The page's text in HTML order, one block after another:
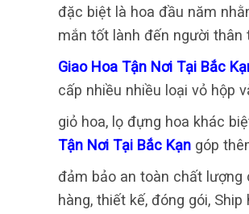
đặc biệt là hoa đầu năm
mắn tốt lành đến người thân
Giao Hoa Tận Nơi Tại Bắc
cấp nhiều nhiều loại vỏ hộp
giỏ hoa, lọ đựng hoa khác
Tận Nơi Tại Bắc Kạn góp
đảm bảo an toàn chất
hàng, thiết kế, đóng gói,